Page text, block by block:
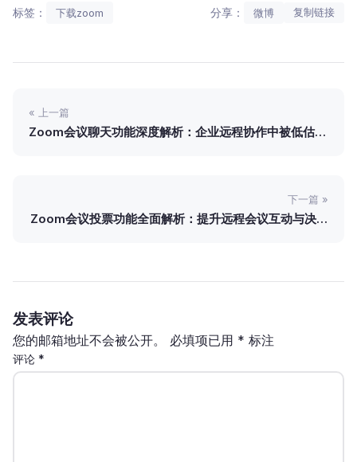
标签： 下载zoom 分享： 微博 复制链接
« 上一篇
Zoom会议聊天功能深度解析：企业远程协作中被低估的
下一篇 »
Zoom会议投票功能全面解析：提升远程会议互动与决策
发表评论
您的邮箱地址不会被公开。 必填项已用 * 标注
评论 *